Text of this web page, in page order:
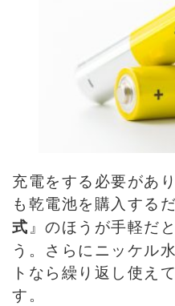
充電をする必要があ
も乾電池を購入する
式』のほうが手軽だ
う。さらにニッケル
トなら繰り返し使え
す。